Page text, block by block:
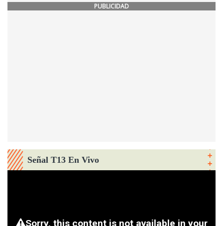
PUBLICIDAD
Señal T13 En Vivo